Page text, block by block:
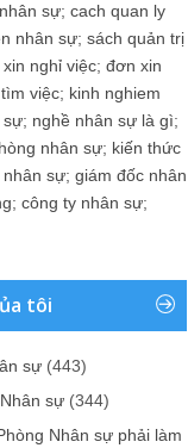
sự; cach quan ly
nhân sự; sách quản trị
nghỉ việc; đơn xin
việc; kinh nghiem
sự; nghề nhân sự là gì;
nhân sự; kiến thức
nhân sự; giám đốc nhân
; công ty nhân sự;
tôi
sự (443)
sự (344)
Nhân sự phải làm